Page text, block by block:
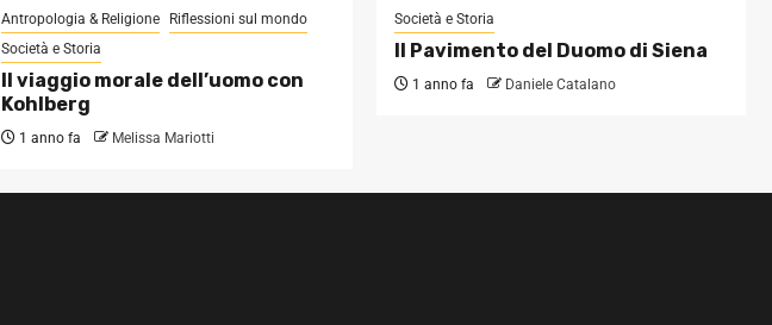
Antropologia & Religione
Riflessioni sul mondo
Società e Storia
Il viaggio morale dell’uomo con
Kohlberg
1 anno fa Melissa Mariotti
Società e Storia
Il Pavimento del Duomo di Siena
1 anno fa Daniele Catalano